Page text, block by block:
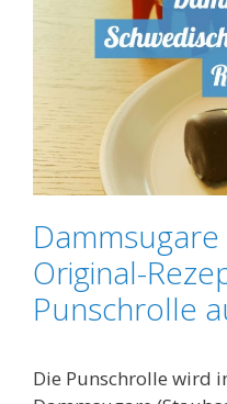
Original-
Punschrolle
Die Punschrolle wird